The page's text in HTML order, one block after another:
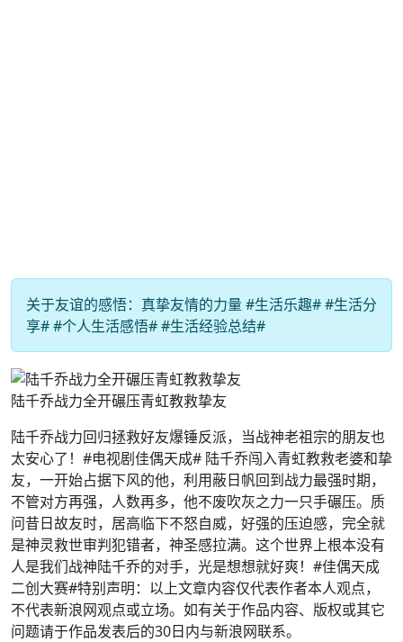
关于友谊的感悟：真挚友情的力量 #生活乐趣# #生活分
享# #个人生活感悟# #生活经验总结#
陆千乔战力全开碾压青虹教救挚友
陆千乔战力回归拯救好友爆锤反派，当战神老祖宗的朋友也
太安心了！#电视剧佳偶天成# 陆千乔闯入青虹教救老婆和挚
友，一开始占据下风的他，利用蔽日帆回到战力最强时期，
不管对方再强，人数再多，他不废吹灰之力一只手碾压。质
问昔日故友时，居高临下不怒自威，好强的压迫感，完全就
是神灵救世审判犯错者，神圣感拉满。这个世界上根本没有
人是我们战神陆千乔的对手，光是想想就好爽！#佳偶天成
二创大赛#特别声明：以上文章内容仅代表作者本人观点，
不代表新浪网观点或立场。如有关于作品内容、版权或其它
问题请于作品发表后的30日内与新浪网联系。